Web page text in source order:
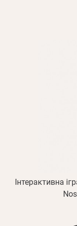
Інтерактивна